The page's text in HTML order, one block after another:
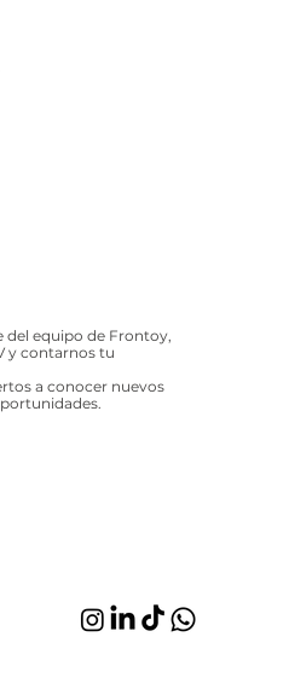
del equipo de Frontoy,
y contarnos tu
a conocer nuevos